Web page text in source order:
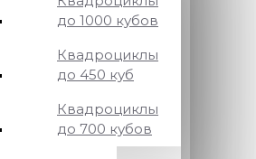
до 1000 кубов
Квадроциклы
до 450 куб
Квадроциклы
до 700 кубов